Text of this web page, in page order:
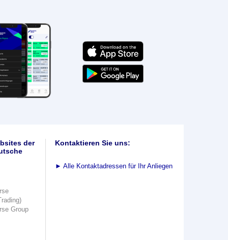
der
Group
Kontaktieren Sie uns:
► Alle Kontaktadressen für Ihr Anliegen